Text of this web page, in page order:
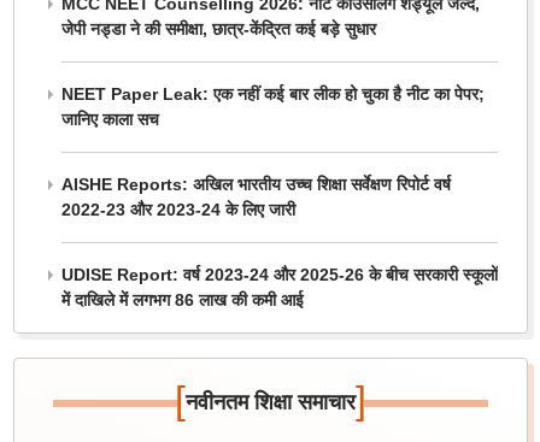
जेपी नड्डा ने की समीक्षा, छात्र-केंद्रित कई बड़े सुधार
NEET Paper Leak: एक नहीं कई बार लीक हो चुका है नीट का पेपर;
जानिए काला सच
AISHE Reports: अखिल भारतीय उच्च शिक्षा सर्वेक्षण रिपोर्ट वर्ष
2022-23 और 2023-24 के लिए जारी
UDISE Report: वर्ष 2023-24 और 2025-26 के बीच सरकारी स्कूलों
में दाखिले में लगभग 86 लाख की कमी आई
[नवीनतम शिक्षा समाचार]